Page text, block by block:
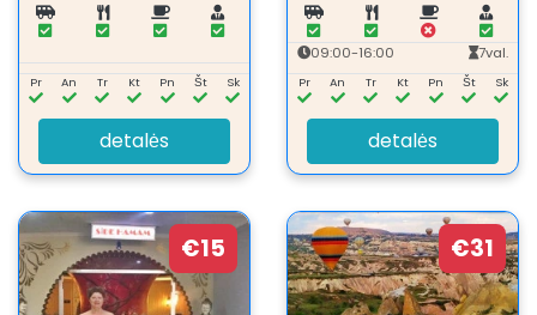
Pr An Tr Kt Pn Št Sk
detalės
09:00-16:00 7val.
Pr An Tr Kt Pn Št Sk
detalės
€15 €31